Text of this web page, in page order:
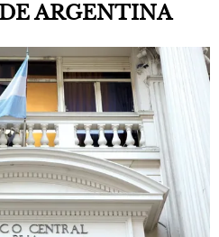
ARGENTINA